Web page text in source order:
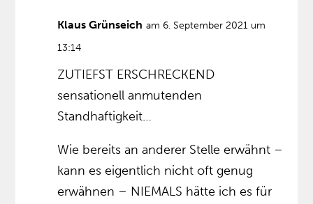
Klaus Grünseich am 6. September 2021 um
13:14
ZUTIEFST ERSCHRECKEND
sensationell anmutenden
Standhaftigkeit…
Wie bereits an anderer Stelle erwähnt –
kann es eigentlich nicht oft genug
erwähnen – NIEMALS hätte ich es für